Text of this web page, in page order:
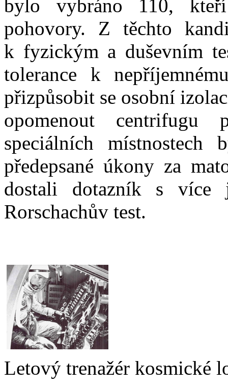
bylo vybráno 110,
pohovory. Z těchto
k fyzickým a duševním
tolerance k
přizpůsobit se osobní
opomenout centrifugu
speciálních místnostech
předepsané úkony za
dostali dotazník s více
Rorschachův test.
Letový trenažér kosmické